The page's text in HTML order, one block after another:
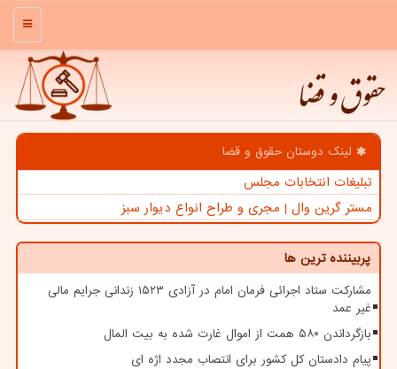
منو
حقوق و قضا
لینک دوستان حقوق و قضا
تبلیغات انتخابات مجلس
مستر گرین وال | مجری و طراح انواع دیوار سبز
پربیننده ترین ها
مشارکت ستاد اجرائی فرمان امام در آزادی ۱۵۲۳ زندانی جرایم مالی
غیر عمد
بازگرداندن ۵۸۰ همت از اموال غارت شده به بیت المال
پیام دادستان کل کشور برای انتصاب مجدد اژه ای